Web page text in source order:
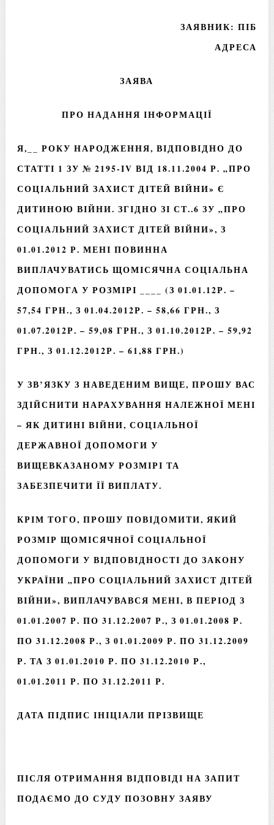
ЗАЯВНИК: ПІБ
АДРЕСА
ЗАЯВА
ПРО НАДАННЯ ІНФОРМАЦІЇ
Я,__ РОКУ НАРОДЖЕННЯ, ВІДПОВІДНО ДО
СТАТТІ 1 ЗУ № 2195-IV ВІД 18.11.2004 Р. „ПРО
СОЦІАЛЬНИЙ ЗАХИСТ ДІТЕЙ ВІЙНИ» Є
ДИТИНОЮ ВІЙНИ. ЗГІДНО ЗІ СТ..6 ЗУ „ПРО
СОЦІАЛЬНИЙ ЗАХИСТ ДІТЕЙ ВІЙНИ», З
01.01.2012 Р. МЕНІ ПОВИННА
ВИПЛАЧУВАТИСЬ ЩОМІСЯЧНА СОЦІАЛЬНА
ДОПОМОГА У РОЗМІРІ ____ (З 01.01.12Р. –
57,54 ГРН., З 01.04.2012Р. – 58,66 ГРН., З
01.07.2012Р. – 59,08 ГРН., З 01.10.2012Р. – 59,92
ГРН., З 01.12.2012Р. – 61,88 ГРН.)
У ЗВ’ЯЗКУ З НАВЕДЕНИМ ВИЩЕ, ПРОШУ ВАС
ЗДІЙСНИТИ НАРАХУВАННЯ НАЛЕЖНОЇ МЕНІ
– ЯК ДИТИНІ ВІЙНИ, СОЦІАЛЬНОЇ
ДЕРЖАВНОЇ ДОПОМОГИ У
ВИЩЕВКАЗАНОМУ РОЗМІРІ ТА
ЗАБЕЗПЕЧИТИ ЇЇ ВИПЛАТУ.
КРІМ ТОГО, ПРОШУ ПОВІДОМИТИ, ЯКИЙ
РОЗМІР ЩОМІСЯЧНОЇ СОЦІАЛЬНОЇ
ДОПОМОГИ У ВІДПОВІДНОСТІ ДО ЗАКОНУ
УКРАЇНИ „ПРО СОЦІАЛЬНИЙ ЗАХИСТ ДІТЕЙ
ВІЙНИ», ВИПЛАЧУВАВСЯ МЕНІ, В ПЕРІОД З
01.01.2007 Р. ПО 31.12.2007 Р., З 01.01.2008 Р.
ПО 31.12.2008 Р., З 01.01.2009 Р. ПО 31.12.2009
Р. ТА З 01.01.2010 Р. ПО 31.12.2010 Р.,
01.01.2011 Р. ПО 31.12.2011 Р.
ДАТА ПІДПИС ІНІЦІАЛИ ПРІЗВИЩЕ
ПІСЛЯ ОТРИМАННЯ ВІДПОВІДІ НА ЗАПИТ
ПОДАЄМО ДО СУДУ ПОЗОВНУ ЗАЯВУ